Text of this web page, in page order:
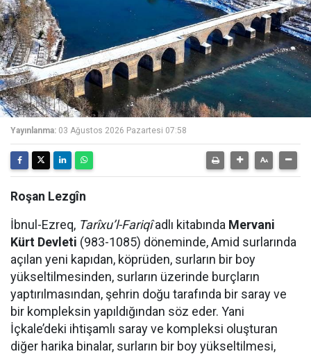
Yayınlanma: 03 Ağustos 2026 Pazartesi 07:58
Roşan Lezgîn
İbnul-Ezreq, Tarîxu’l-Fariqîadlı kitabında Mervani
Kürt Devleti (983-1085) döneminde, Amid surlarında
açılan yeni kapıdan, köprüden, surların bir boy
yükseltilmesinden, surların üzerinde burçların
yaptırılmasından, şehrin doğu tarafında bir saray ve
bir kompleksin yapıldığından söz eder. Yani
İçkale’deki ihtişamlı saray ve kompleksi oluşturan
diğer harika binalar, surların bir boy yükseltilmesi,